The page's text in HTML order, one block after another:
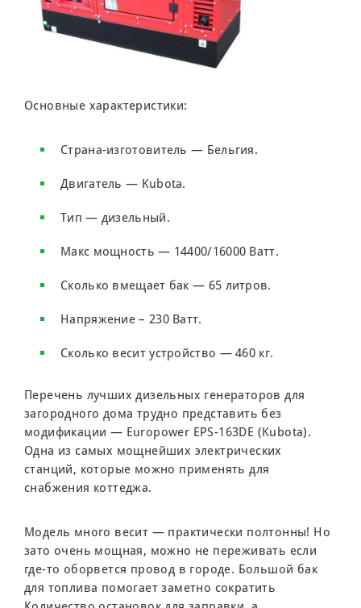
Основные характеристики:
Страна-изготовитель — Бельгия.
Двигатель — Kubota.
Тип — дизельный.
Макс мощность — 14400/16000 Ватт.
Сколько вмещает бак — 65 литров.
Напряжение – 230 Ватт.
Сколько весит устройство — 460 кг.
Перечень лучших дизельных генераторов для
загородного дома трудно представить без
модификации — Europower EPS-163DE (Kubota).
Одна из самых мощнейших электрических
станций, которые можно применять для
снабжения коттеджа.
Модель много весит — практически полтонны! Но
зато очень мощная, можно не переживать если
где-то оборвется провод в городе. Большой бак
для топлива помогает заметно сократить